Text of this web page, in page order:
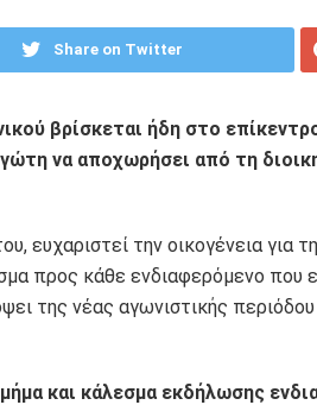
Share on Twitter
βρίσκεται ήδη στο
να αποχωρήσει από τη
ευχαριστεί την οικογένεια για
προς κάθε ενδιαφερόμενο που
της νέας αγωνιστικής
και κάλεσμα εκδήλωσης